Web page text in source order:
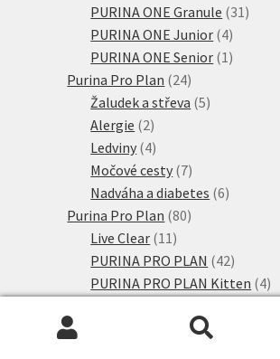
PURINA ONE Granule 31 31
PURINA ONE Junior 44
produkty
PURINA ONE Senior 1 1
Purina Pro Plan 2424
produktů
Žaludek a střeva 55
Alergie 22
produkty
Ledviny 44
produkty
Močové cesty 77
produktů
Nadváha a diabetes 66
Purina Pro Plan 8080
Live Clear 11 11
produktů
PURINA PRO PLAN 4242
produktů
PURINA PRO PLAN Kitten 44
PURINA PRO PLAN Sterilised